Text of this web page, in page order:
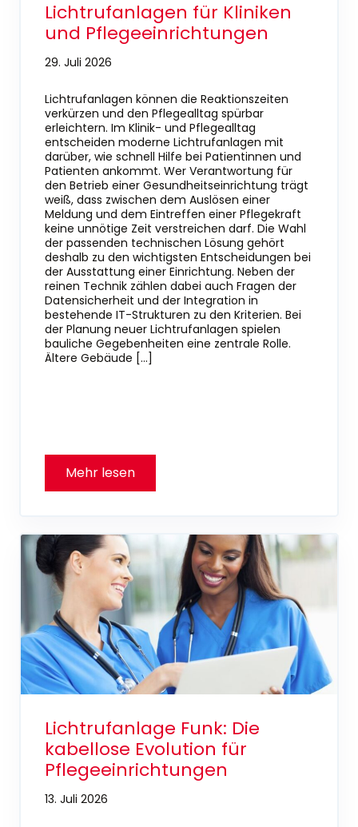
Lichtrufanlagen für Kliniken
und Pflegeeinrichtungen
29. Juli 2026
Lichtrufanlagen können die Reaktionszeiten
verkürzen und den Pflegealltag spürbar
erleichtern. Im Klinik- und Pflegealltag
entscheiden moderne Lichtrufanlagen mit
darüber, wie schnell Hilfe bei Patientinnen und
Patienten ankommt. Wer Verantwortung für
den Betrieb einer Gesundheitseinrichtung trägt
weiß, dass zwischen dem Auslösen einer
Meldung und dem Eintreffen einer Pflegekraft
keine unnötige Zeit verstreichen darf. Die Wahl
der passenden technischen Lösung gehört
deshalb zu den wichtigsten Entscheidungen bei
der Ausstattung einer Einrichtung. Neben der
reinen Technik zählen dabei auch Fragen der
Datensicherheit und der Integration in
bestehende IT-Strukturen zu den Kriterien. Bei
der Planung neuer Lichtrufanlagen spielen
bauliche Gegebenheiten eine zentrale Rolle.
Ältere Gebäude […]
Lichtrufanlage Funk: Die
kabellose Evolution für
Pflegeeinrichtungen
13. Juli 2026